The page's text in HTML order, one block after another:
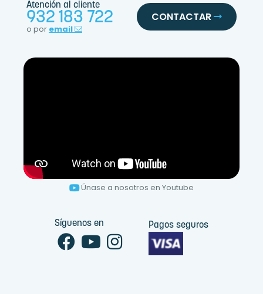
Atención al cliente
932 183 722
o por email
CONTACTAR
Únase a nosotros en Youtube
Síguenos en Pagos seguros